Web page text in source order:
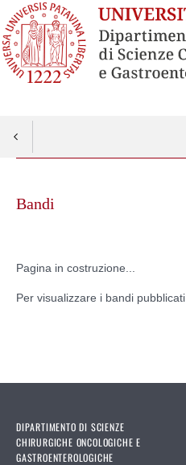
contentBandi
Pagina in costruzione...
Per visualizzare i bandi pubblicati
DIPARTIMENTO DI SCIENZE
CHIRURGICHE ONCOLOGICHE E
GASTROENTEROLOGICHE